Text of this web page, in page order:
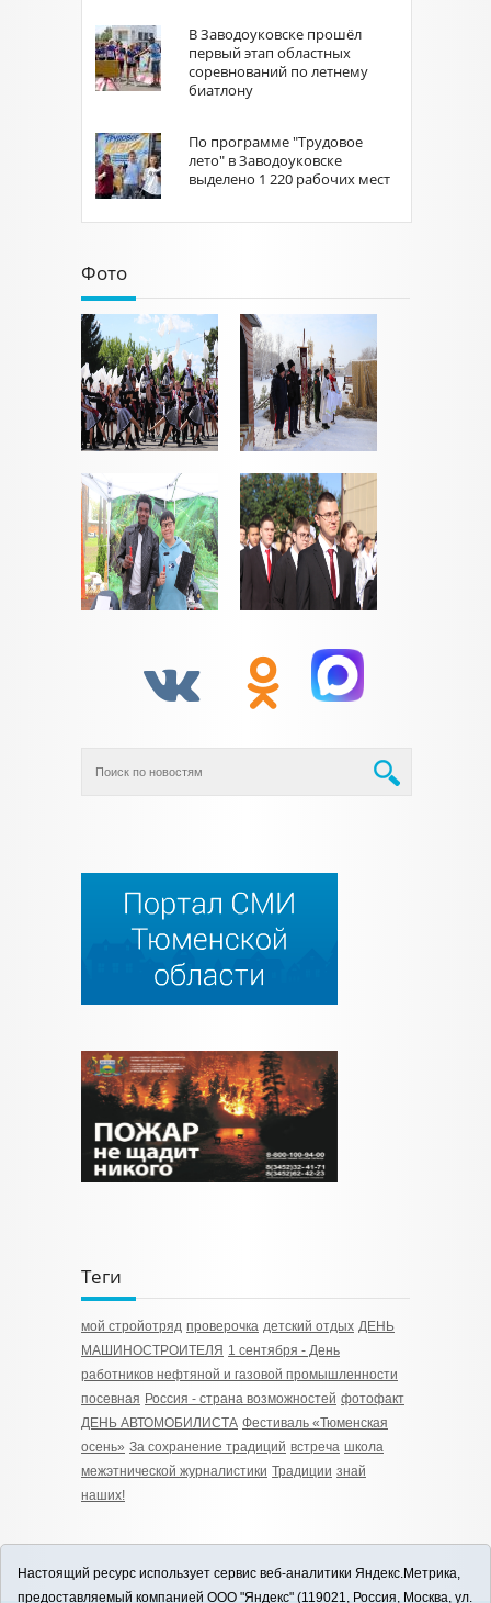
В Заводоуковске прошёл
первый этап областных
соревнований по летнему
биатлону
По программе "Трудовое
лето" в Заводоуковске
выделено 1 220 рабочих мест
Фото
Теги
мой стройотряд проверочка детский отдых ДЕНЬ
МАШИНОСТРОИТЕЛЯ 1 сентября - День
работников нефтяной и газовой промышленности
посевная Россия - страна возможностей фотофакт
ДЕНЬ АВТОМОБИЛИСТА Фестиваль «Тюменская
осень» За сохранение традиций встреча школа
межэтнической журналистики Традиции знай
наших!
Настоящий ресурс использует сервис веб-аналитики Яндекс.Метрика,
предоставляемый компанией ООО "Яндекс" (119021, Россия, Москва, ул.